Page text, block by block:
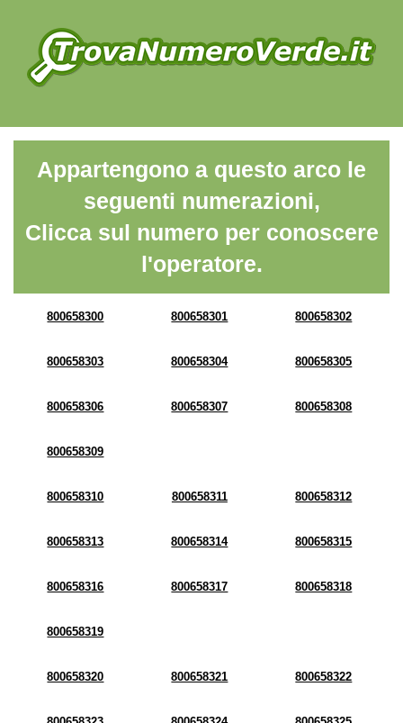
Appartengono a questo arco le
seguenti numerazioni,
Clicca sul numero per conoscere
l'operatore.
800658300 800658301 800658302
800658303 800658304 800658305
800658306 800658307 800658308
800658309
800658310 800658311 800658312
800658313 800658314 800658315
800658316 800658317 800658318
800658319
800658320 800658321 800658322